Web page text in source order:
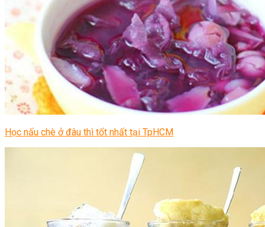
Học nấu chè ở đâu thì tốt nhất tại TpHCM